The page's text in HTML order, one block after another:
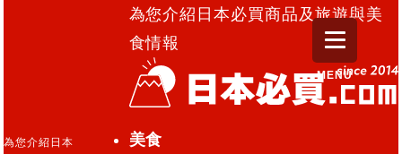
為您介紹日本
為您介紹日本必買商品及旅遊與美
食情報
美食
MENU